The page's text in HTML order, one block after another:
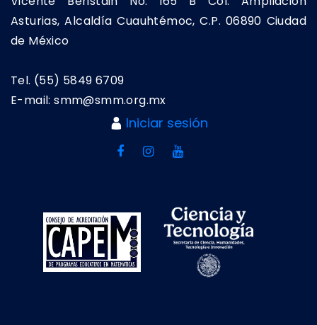
Asturias, Alcaldía Cuauhtémoc, C.P. 06890 Ciudad
de México
Tel. (55) 5849 6709
E-mail: smm@smm.org.mx
Iniciar sesión